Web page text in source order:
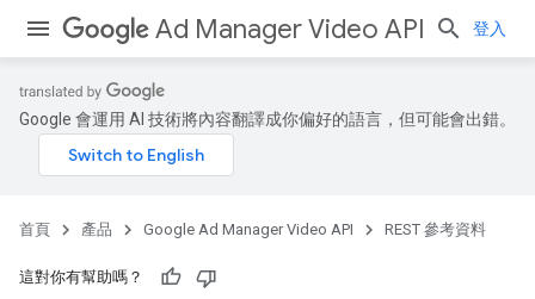
Ad Manager Video API 登入
Google 會運用 AI 技術將內容翻譯成你偏好的語言，但可能會出錯。
首頁 產品 Google Ad Manager Video API REST 參考資料
這對你有幫助嗎？